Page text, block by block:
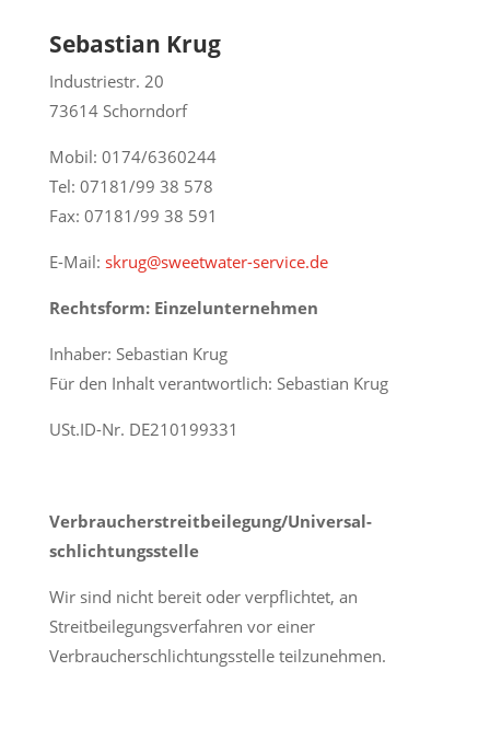
Sebastian Krug
Industriestr. 20
73614 Schorndorf
Mobil: 0174/6360244
Tel: 07181/99 38 578
Fax: 07181/99 38 591
E-Mail: skrug@sweetwater-service.de
Rechtsform: Einzelunternehmen
Inhaber: Sebastian Krug
Für den Inhalt verantwortlich: Sebastian Krug
USt.ID-Nr. DE210199331
Verbraucher­streit­beilegung/Universal­
schlichtungs­stelle
Wir sind nicht bereit oder verpflichtet, an
Streitbeilegungsverfahren vor einer
Verbraucherschlichtungsstelle teilzunehmen.